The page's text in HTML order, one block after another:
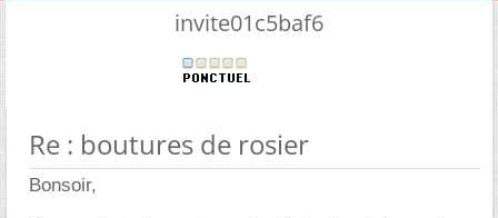
invite01c5baf6
Re : boutures de rosier
Bonsoir,